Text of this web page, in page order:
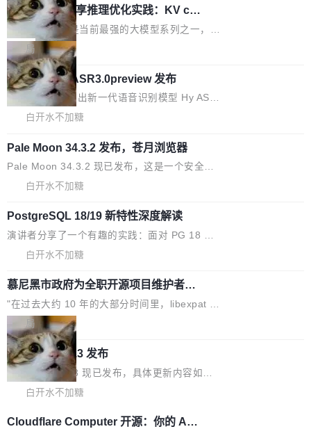
件之中，形成高度复杂的知识关联网络。传统的
代码检索手段（如关键词匹配、目录遍历）仅能
在语法层面完成文本定位，难以触及代码的语义
内涵与结构关联，导致开发者使用代码智能体在
理解大规模代码仓时面临显著"代码仓理解"瓶
颈。 代码仓深度理解服务（以下简称" CodeBas
e深度理解服务"）是华为云码道（CodeA...
数据。 王某2024年1月入职东城区某科技公司AI
短剧部门，有互联网大厂背景。在公司内部架构
调整期间，部门三次通知全员将数据从A集群迁
移到B集群，王某都回复了"收到"。 他没有迁移
数据。2024年9月3日下午4点，他使用此前登录
的账号密码进入A集群，输入了一条被程序员圈
称为"删库跑路"的命令——最高管理员权限、无
发现异常并中止进程时，89TB数据已经没了。
删掉的是AI游戏部门的全部开发文件，包括公司
Cloudflare 分享推理优化实践：KV ca
che 量化 + 权重压缩，吞吐量提升 4
1%，成本降 30%
Kimi 和 GLM 是当前最强的大模型系列之一，但
它们有一个共同的问题：太吃显存了。月之暗面
的 Kimi K 系列和智谱的 GLM 都是长上下文、M
oE 架构的大模型，好用到让人上瘾，但 GPU 显
存永远不够用。 Cloudflare 的 Workers AI 团队
一直在跑这些模型的推理。他们在官方博客上发
PU 上跑得更省、更快的技术手段——KV cache
量化、模型权重压缩、以及共享 KV cache 的完
整性保护。效果是：吞吐量提升 41%，每 token
存 KV cache 是推理时最吃显...
局
腾讯混元 Hy ASR3.0preview 发布
腾讯混元正式推出新一代语音识别模型 Hy ASR
3.0preview。基于最新一代大语言模型 Hy3 的
度语义理解能力，实现了语音识别能力的全面升
级。 根据介绍，Hy ASR3.0preview 目标在于：
让语音识别不再只是听清，而是真正听懂。通过
到你。从“逐字转写、单点优化”演进为“理解语
境、兼容场景、一键直出”。 Hy ASR 3.0 previe
w 不要求标准普通话，方言识别覆盖粤语、吴语
源评测集中，Hy ASR 3.0 preview 在多语种的
WER（...
白开水不加糖
Pale Moon 34.3.2 发布，苍月浏览器
Pale Moon 34.3.2 现已发布，这是一个安全更
新和少量网页兼容性修复版本。 Changes/fixe
函数添加了多项边界检查，以避免潜在的越界访
问、下溢和溢出。（DiD） 修复了加载和解析内
容提供的字体时出现的几个问题 为避免音频加
对音频采样频率设定了下限 采样率低于 8kHz
（通常被认为是 "telephone"/"walkie-talkie" 音
质的最低采样率）的音频格式将被拒绝 修复了 C
SS 圆角虚线样式中可能存在的问题 如果表单中
的图像元素不在同一个子树中，则它们将不再关
联 加...
白开水不加糖
PostgreSQL 18/19 新特性深度解读
演讲者分享了一个有趣的实践：面对 PG 18 已
发布的 Release Notes，他利用 AI 工具（如 Co
让模型总结出三十余条潜在特性，再逐条要求生
成详细解释和代码校验，最终筛选出对用户体感
最强的若干项。对于尚未正式发版的 PG 19，则
通过拉取过去一年内（从 PG 18 Beta1 时间点
至今）的所有 commit，同样交由 AI 分析提炼。
经过人工复核，准确度令人满意。这一方法也为
社区爱好者提供了高效跟踪新版本的思路。
白开水不加糖
慕尼黑市政府为全职开源项目维护者提
供资助
"在过去大约 10 年的大部分时间里，libexpat 的
维护工作一直与我的日常工作、家务、社交生活
和休闲娱乐竞争时间。" 这是 libexpat 维护者 S
ebastian Pipping 写在博客里的话。8 月 4 日，
他宣布了一个新消息：从 2026 年 8 月 1 日起，
他可以全职维护 libexpat 了，最长 6 个月。发
编写的流式 XML 解析器，MIT 许可证。和 libx
局
Firefox 153.0.3 发布
Firefox 153.0.3 现已发布，具体更新内容如
下： New Smart Window 包含多项增强功能：
户查找历史记录和切换到已打开的标签页。（<a
白开水不加糖
Cloudflare Computer 开源：你的 Age